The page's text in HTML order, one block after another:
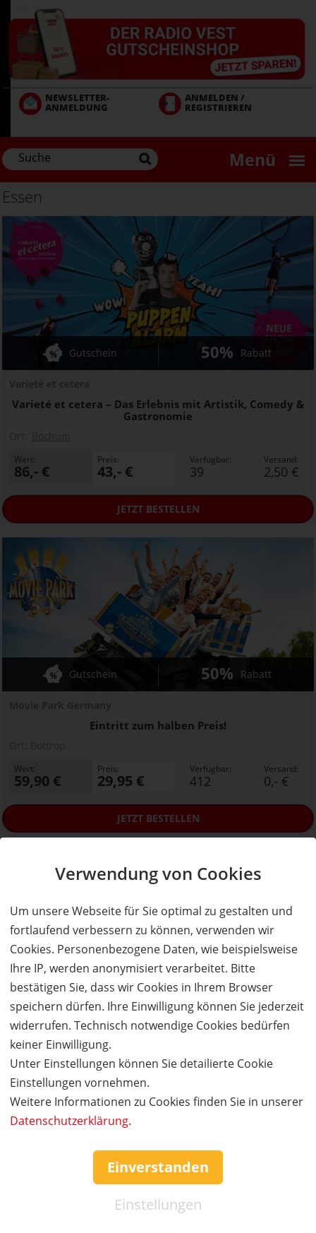
Verwendung von Cookies
Um unsere Webseite für Sie optimal zu gestalten und
fortlaufend verbessern zu können, verwenden wir
Cookies. Personenbezogene Daten, wie beispielsweise
Ihre IP, werden anonymisiert verarbeitet. Bitte
bestätigen Sie, dass wir Cookies in Ihrem Browser
speichern dürfen. Ihre Einwilligung können Sie jederzeit
widerrufen. Technisch notwendige Cookies bedürfen
keiner Einwilligung.
Unter Einstellungen können Sie detailierte Cookie
Einstellungen vornehmen.
Weitere Informationen zu Cookies finden Sie in unserer
Datenschutzerklärung.
Einverstanden
Einstellungen
zum
Inhalt
NEWSLETTER-
ANMELDUNG
ANMELDEN /
REGISTRIEREN
Menü
Essen
Varieté et cetera – Das Erlebnis mit Artistik, Comedy &
Gastronomie
Gutschein 50% Rabatt
Wert:
86,- €
Preis:
43,- €
Verfügbar:
39
Versand:
2,50 €
JETZTBESTELLEN
Eintritt zum halben Preis!
Gutschein 50% Rabatt
Wert:
59,90 €
Preis:
29,95 €
Verfügbar:
412
Versand:
0,- €
JETZTBESTELLEN
Movie Park Germany
Eintritt zum halben Preis!
Gutschein 50% Rabatt
Wert:
59,90 €
Preis:
29,95 €
JETZT
Service & Hilfe
Mo. - Fr. 09:00-16:00
Tel.: +49 (0)941 46 39 63 90